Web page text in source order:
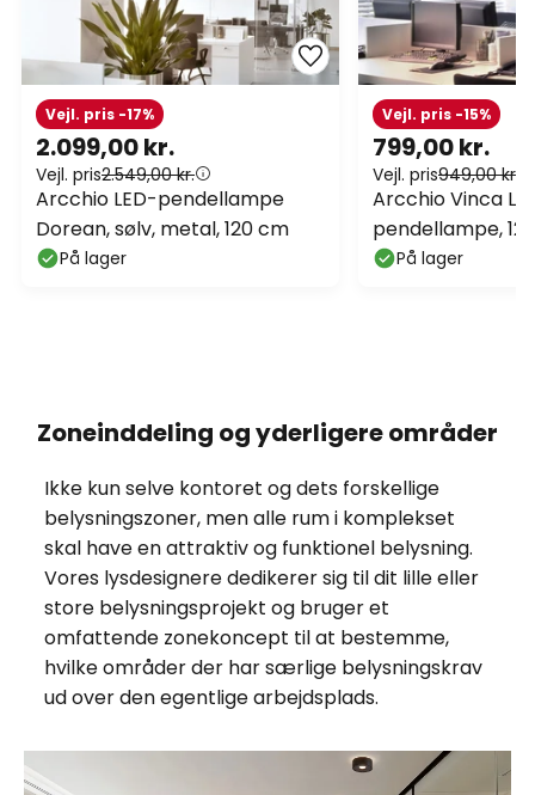
2.099,00 kr.
Vejl. pris2.549,00 kr.
Vejl. pris -17%
Arcchio LED-pendellampe
Dorean, sølv, metal, 120 cm
På lager
799,00 kr.
Vejl. pris949,00 kr.
Vejl. pris -15%
Arcchio Vinca
pendellampe,
lm, 4.000 K
På lager
Zoneinddeling og yderligere områder
Ikke kun selve kontoret og dets forskellige
belysningszoner, men alle rum i komplekset
skal have en attraktiv og funktionel belysning.
Vores lysdesignere dedikerer sig til dit lille eller
store belysningsprojekt og bruger et
omfattende zonekoncept til at bestemme,
hvilke områder der har særlige belysningskrav
ud over den egentlige arbejdsplads.